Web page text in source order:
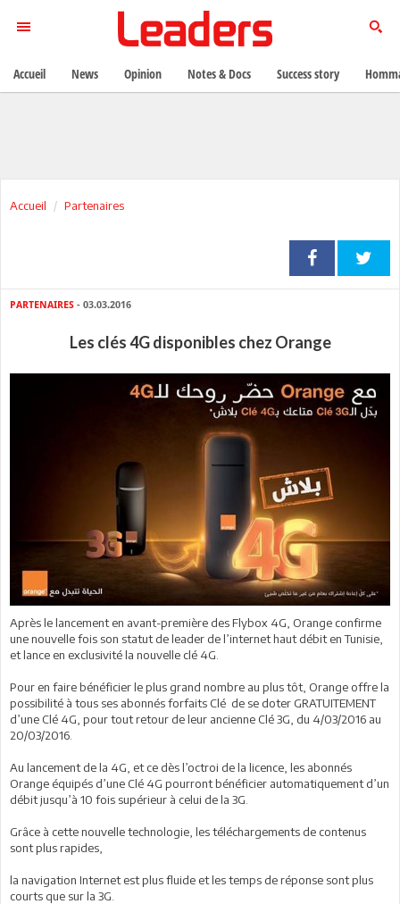
Accueil Partenaires
PARTENAIRES - 03.03.2016
Les clés 4G disponibles chez Orange
Après le lancement en avant-première des Flybox 4G, Orange confirme
une nouvelle fois son statut de leader de l’internet haut débit en Tunisie,
et lance en exclusivité la nouvelle clé 4G.
Pour en faire bénéficier le plus grand nombre au plus tôt, Orange offre la
possibilité à tous ses abonnés forfaits Clé de se doter GRATUITEMENT
d’une Clé 4G, pour tout retour de leur ancienne Clé 3G, du 4/03/2016 au
20/03/2016.
Au lancement de la 4G, et ce dès l’octroi de la licence, les abonnés
Orange équipés d’une Clé 4G pourront bénéficier automatiquement d’un
débit jusqu’à 10 fois supérieur à celui de la 3G.
Grâce à cette nouvelle technologie, les téléchargements de contenus
sont plus rapides,
la navigation Internet est plus fluide et les temps de réponse sont plus
courts que sur la 3G.
Accueil News Opinion Notes & Docs Success story